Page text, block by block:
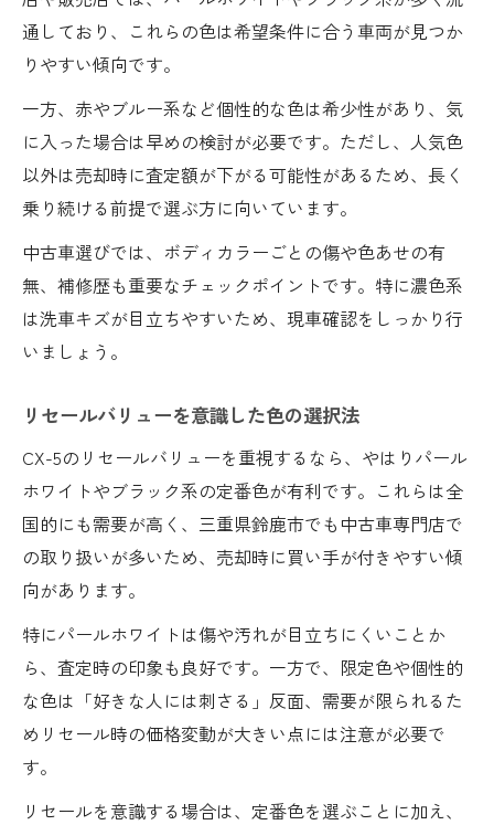
通しており、これらの色は希望条件に合う車両が見つか
りやすい傾向です。
一方、赤やブルー系など個性的な色は希少性があり、気
に入った場合は早めの検討が必要です。ただし、人気色
以外は売却時に査定額が下がる可能性があるため、長く
乗り続ける前提で選ぶ方に向いています。
中古車選びでは、ボディカラーごとの傷や色あせの有
無、補修歴も重要なチェックポイントです。特に濃色系
は洗車キズが目立ちやすいため、現車確認をしっかり行
いましょう。
リセールバリューを意識した色の選択法
CX-5のリセールバリューを重視するなら、やはりパール
ホワイトやブラック系の定番色が有利です。これらは全
国的にも需要が高く、三重県鈴鹿市でも中古車専門店で
の取り扱いが多いため、売却時に買い手が付きやすい傾
向があります。
特にパールホワイトは傷や汚れが目立ちにくいことか
ら、査定時の印象も良好です。一方で、限定色や個性的
な色は「好きな人には刺さる」反面、需要が限られるた
めリセール時の価格変動が大きい点には注意が必要で
す。
リセールを意識する場合は、定番色を選ぶことに加え、